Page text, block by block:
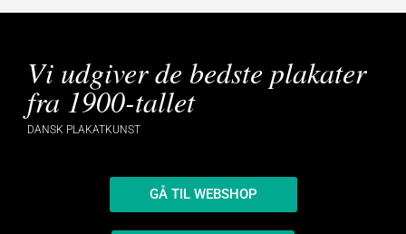
Vi udgiver de bedste plakater
fra 1900-tallet
DANSK PLAKATKUNST
GÅ TIL WEBSHOP